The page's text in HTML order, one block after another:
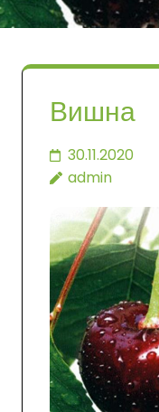
Вишна
30.11.2020
admin